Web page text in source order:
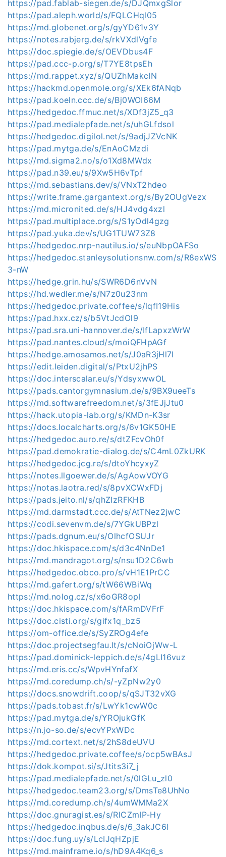
https://pad.fablab-siegen.de/s/DJQmxgSlor
https://pad.aleph.world/s/FQLCHql05
https://md.globenet.org/s/gyYD61v3Y
https://notes.rabjerg.de/s/rkVXdlVgfe
https://doc.spiegie.de/s/OEVDbus4F
https://pad.ccc-p.org/s/T7YE8tpsEh
https://md.rappet.xyz/s/QUZhMakcIN
https://hackmd.openmole.org/s/XEk6fANqb
https://pad.koeln.ccc.de/s/Bj0WOI66M
https://hedgedoc.ffmuc.net/s/XDf3jZ5_q3
https://pad.medialepfade.net/s/uhGLfdsol
https://hedgedoc.digilol.net/s/9adjJZVcNK
https://pad.mytga.de/s/EnAoCMzdi
https://md.sigma2.no/s/o1Xd8MWdx
https://pad.n39.eu/s/9Xw5H6vTpf
https://md.sebastians.dev/s/VNxT2hdeo
https://write.frame.gargantext.org/s/By2OUgVezx
https://md.micronited.de/s/HJ4vdg4xzl
https://pad.multiplace.org/s/S1yOdl4gzg
https://pad.yuka.dev/s/UG1TUW73Z8
https://hedgedoc.nrp-nautilus.io/s/euNbpOAFSo
https://hedgedoc.stanleysolutionsnw.com/s/R8exWS
3-nW
https://hedge.grin.hu/s/SWR6D6nVvN
https://hd.wedler.me/s/N7z0u23nm
https://hedgedoc.private.coffee/s/lqfI19His
https://pad.hxx.cz/s/b5VtJcdOl9
https://pad.sra.uni-hannover.de/s/IfLapxzWrW
https://pad.nantes.cloud/s/moiQFHpAGf
https://hedge.amosamos.net/s/J0aR3jHl7l
https://edit.leiden.digital/s/PtxU2jhPS
https://doc.interscalar.eu/s/YdsyxwwOL
https://pads.cantorgymnasium.de/s/9BX9ueeTs
https://md.softwarefreedom.net/s/3fEJjJtu0
https://hack.utopia-lab.org/s/KMDn-K3sr
https://docs.localcharts.org/s/6v1GK50HE
https://hedgedoc.auro.re/s/dtZFcvOh0f
https://pad.demokratie-dialog.de/s/C4mL0ZkURK
https://hedgedoc.jcg.re/s/dtoYhcyxyZ
https://notes.llgoewer.de/s/AgAowVOYG
https://notas.laotra.red/s/8pvXCWxFDj
https://pads.jeito.nl/s/qhZIzRFKHB
https://md.darmstadt.ccc.de/s/AtTNez2jwC
https://codi.sevenvm.de/s/7YGkUBPzl
https://pads.dgnum.eu/s/OlhcfOSUJr
https://doc.hkispace.com/s/d3c4NnDe1
https://md.mandragot.org/s/nsu1D2C6wb
https://hedgedoc.obco.pro/s/vH1E1PrCC
https://md.gafert.org/s/tW66WBiWq
https://md.nolog.cz/s/x6oGR8opl
https://doc.hkispace.com/s/fARmDVFrF
https://doc.cisti.org/s/gifx1q_bz5
https://om-office.de/s/SyZROg4efe
https://doc.projectsegfau.lt/s/cNoiOjWw-L
https://pad.dominick-leppich.de/s/4gLI16vuz
https://md.eris.cc/s/WpvHYnfafX
https://md.coredump.ch/s/-yZpNw2y0
https://docs.snowdrift.coop/s/qSJT32vXG
https://pads.tobast.fr/s/LwYk1cwW0c
https://pad.mytga.de/s/YROjukGfK
https://n.jo-so.de/s/ecvYPxWDc
https://md.cortext.net/s/2hS8deUVU
https://hedgedoc.private.coffee/s/ocp5wBAsJ
https://dok.kompot.si/s/Jtits3i7_j
https://pad.medialepfade.net/s/0lGLu_zl0
https://hedgedoc.team23.org/s/DmsTe8UhNo
https://md.coredump.ch/s/4umWMMa2X
https://doc.gnuragist.es/s/RlCZmIP-Hy
https://hedgedoc.inqbus.de/s/6_3akJC6l
https://doc.fung.uy/s/LcIJqHZpjE
https://md.mainframe.io/s/hD9A4Kq6_s